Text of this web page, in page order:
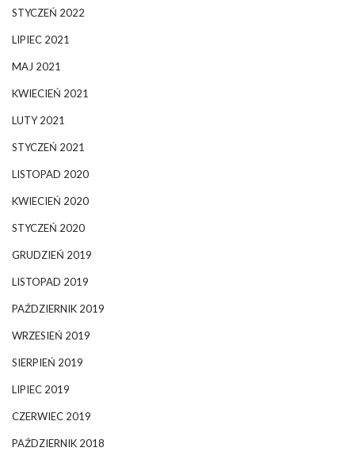
STYCZEŃ 2022
LIPIEC 2021
MAJ 2021
KWIECIEŃ 2021
LUTY 2021
STYCZEŃ 2021
LISTOPAD 2020
KWIECIEŃ 2020
STYCZEŃ 2020
GRUDZIEŃ 2019
LISTOPAD 2019
PAŹDZIERNIK 2019
WRZESIEŃ 2019
SIERPIEŃ 2019
LIPIEC 2019
CZERWIEC 2019
PAŹDZIERNIK 2018